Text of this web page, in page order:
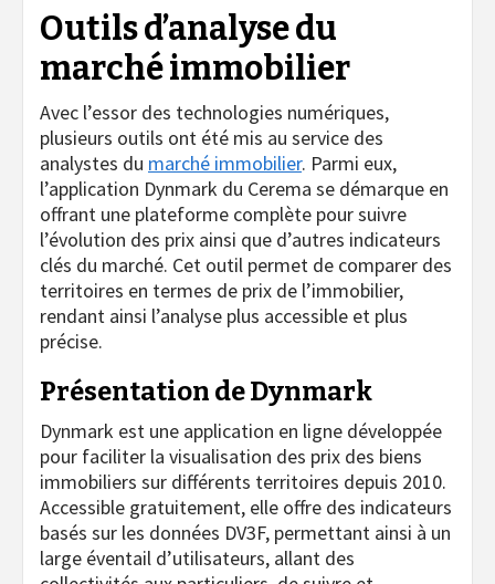
Outils d’analyse du
marché immobilier
Avec l’essor des technologies numériques,
plusieurs outils ont été mis au service des
analystes du marché immobilier. Parmi eux,
l’application Dynmark du Cerema se démarque en
offrant une plateforme complète pour suivre
l’évolution des prix ainsi que d’autres indicateurs
clés du marché. Cet outil permet de comparer des
territoires en termes de prix de l’immobilier,
rendant ainsi l’analyse plus accessible et plus
précise.
Présentation de Dynmark
Dynmark est une application en ligne développée
pour faciliter la visualisation des prix des biens
immobiliers sur différents territoires depuis 2010.
Accessible gratuitement, elle offre des indicateurs
basés sur les données DV3F, permettant ainsi à un
large éventail d’utilisateurs, allant des